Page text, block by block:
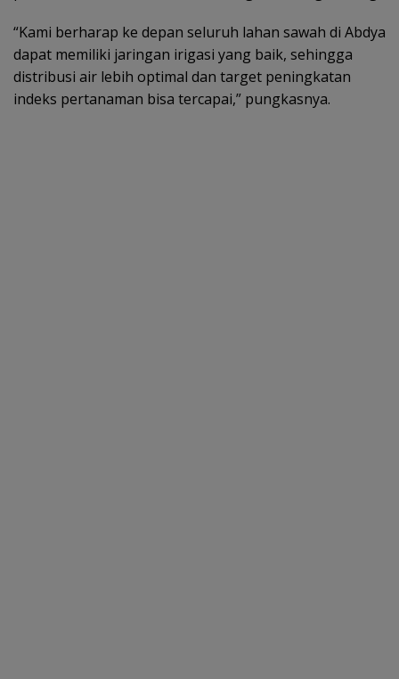
“Kami berharap ke depan seluruh lahan sawah di Abdya
dapat memiliki jaringan irigasi yang baik, sehingga
distribusi air lebih optimal dan target peningkatan
indeks pertanaman bisa tercapai,” pungkasnya.